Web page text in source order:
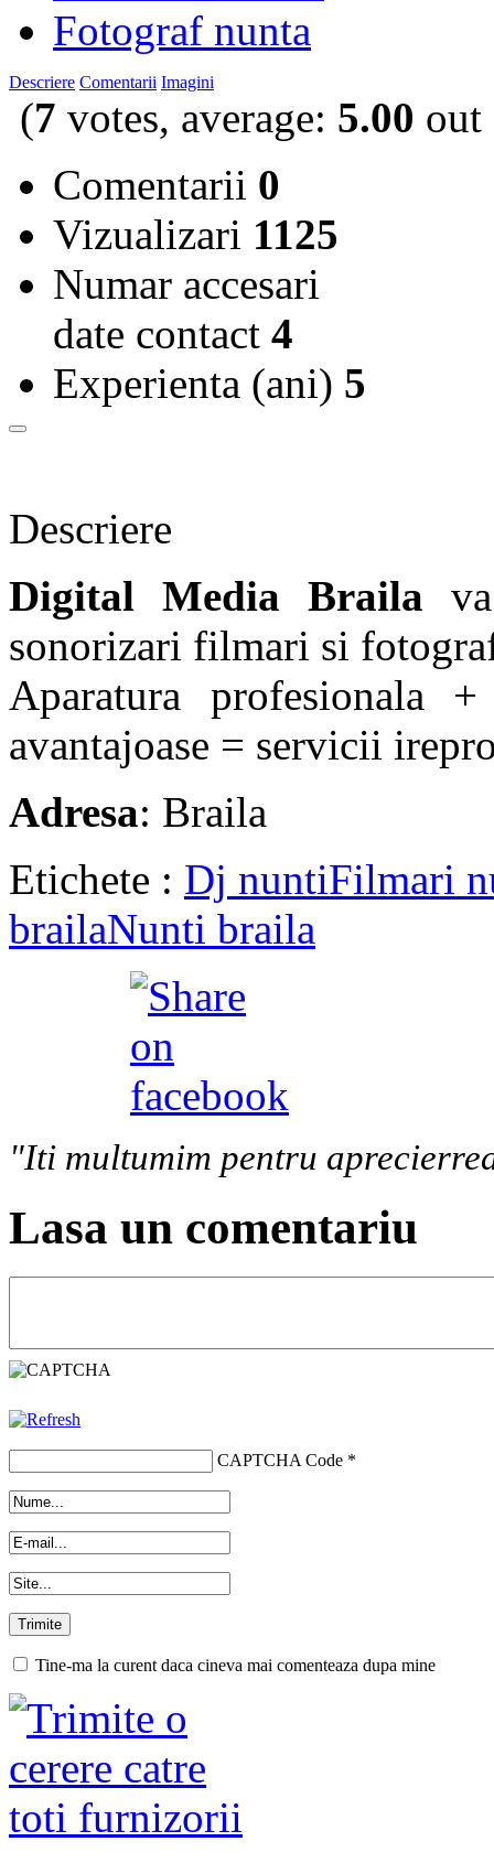
Fotograf nunta
Descriere Comentarii Imagini
(7 votes, average: 5.00 out
Comentarii 0
Vizualizari 1125
Numar accesari
date contact 4
Experienta (ani) 5
Descriere
Digital Media Braila
sonorizari filmari si
Aparatura profesionala
avantajoase = servicii
Adresa: Braila
Etichete : Dj nuntiFilmari
brailaNunti braila
"Iti multumim pentru
Lasa un comentariu
CAPTCHA Code *
Tine-ma la curent daca cineva mai comenteaza dupa mine